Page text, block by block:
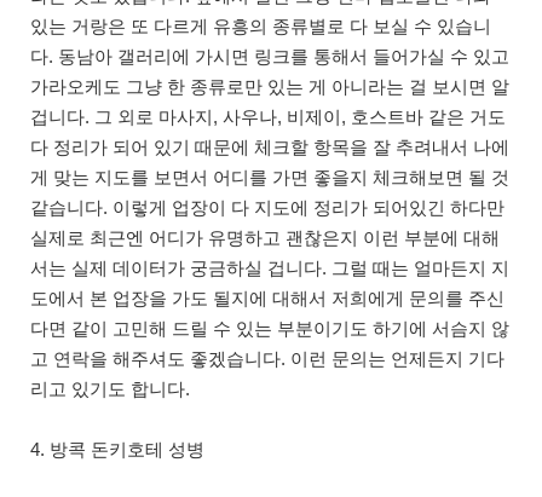
있는 거랑은 또 다르게 유흥의 종류별로 다 보실 수 있습니
다. 동남아 갤러리에 가시면 링크를 통해서 들어가실 수 있고
가라오케도 그냥 한 종류로만 있는 게 아니라는 걸 보시면 알
겁니다. 그 외로 마사지, 사우나, 비제이, 호스트바 같은 거도
다 정리가 되어 있기 때문에 체크할 항목을 잘 추려내서 나에
게 맞는 지도를 보면서 어디를 가면 좋을지 체크해보면 될 것
같습니다. 이렇게 업장이 다 지도에 정리가 되어있긴 하다만
실제로 최근엔 어디가 유명하고 괜찮은지 이런 부분에 대해
서는 실제 데이터가 궁금하실 겁니다. 그럴 때는 얼마든지 지
도에서 본 업장을 가도 될지에 대해서 저희에게 문의를 주신
다면 같이 고민해 드릴 수 있는 부분이기도 하기에 서슴지 않
고 연락을 해주셔도 좋겠습니다. 이런 문의는 언제든지 기다
리고 있기도 합니다.
4. 방콕 돈키호테 성병